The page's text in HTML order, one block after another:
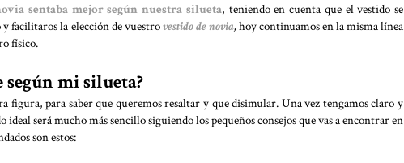
sentaba mejor según nuestra silueta, teniendo en cuenta que el vestido se
facilitaros la elección de vuestrovestido de novia,hoy continuamos en la misma línea
físico.
según mi silueta?
figura, para saber que queremos resaltar y que disimular. Una vez tengamos claro y
será mucho más sencillo siguiendo los pequeños consejos que vas a encontrar en
son estos: